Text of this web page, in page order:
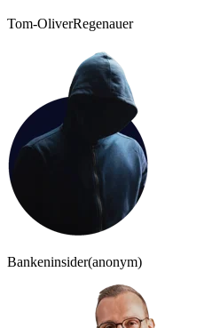
Tom-OliverRegenauer
Bankeninsider(anonym)